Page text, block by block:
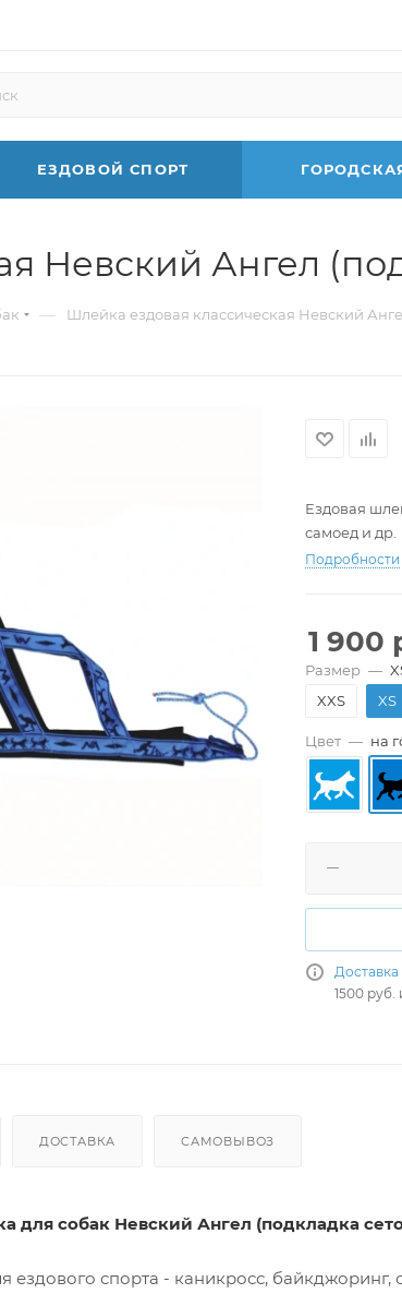
ЕЗДОВОЙ СПОРТ
Невский Ангел
— Шлейка ездовая классическая Невский
Ездовая
самоед и др.
Подробности
1 900
Размер —
XXS
XS
Цвет — на
Доставка
1500 руб.
ДОСТАВКА САМОВЫВОЗ
для собак Невский Ангел (подкладка
ездового спорта - каникросс, байкджоринг,